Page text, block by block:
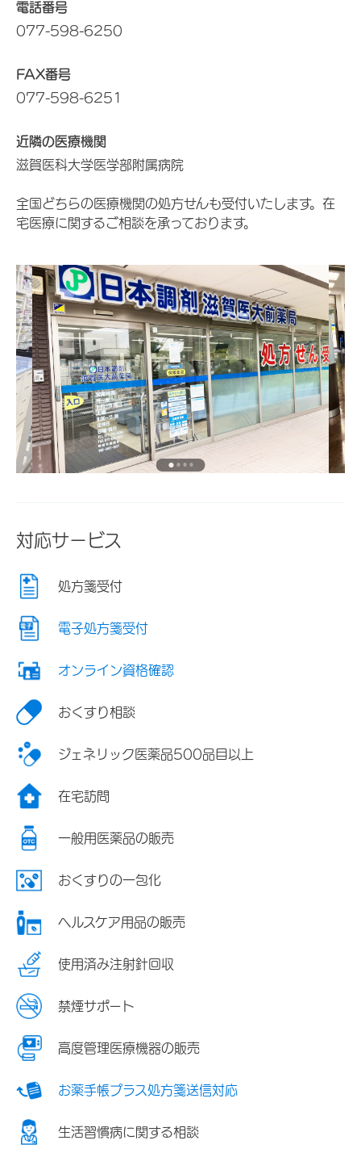
電話番号
077-598-6250
FAX番号
077-598-6251
近隣の医療機関
滋賀医科大学医学部附属病院
全国どちらの医療機関の処方せんも受付いたします。在
宅医療に関するご相談を承っております。
対応サービス
処方箋受付
電子処方箋受付
オンライン資格確認
おくすり相談
ジェネリック医薬品500品目以上
在宅訪問
一般用医薬品の販売
おくすりの一包化
ヘルスケア用品の販売
使用済み注射針回収
禁煙サポート
高度管理医療機器の販売
お薬手帳プラス処方箋送信対応
生活習慣病に関する相談